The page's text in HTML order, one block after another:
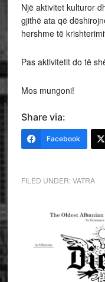
Një aktivitet kulturor
gjithë ata që
hershme të
Pas aktivitetit do të
Mos mungoni!
Share via:
Facebook
FILED UNDER:VATRA